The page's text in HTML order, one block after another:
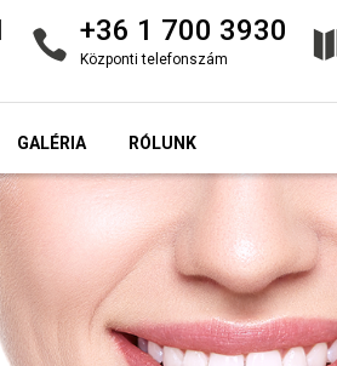
+36 1 700 3930
Központi telefonszám
GALÉRIA RÓLUNK